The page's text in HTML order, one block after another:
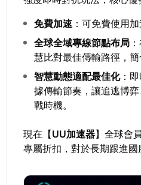
免費加速 ：可免費使用
全球全域專線節點布局
慧比對最佳傳輸路徑，
智慧動態適配最佳化：
據傳輸節奏，讓追逃博
戰時機。
現在【UU加速器】全球會
專屬折扣，對於長期跟進國